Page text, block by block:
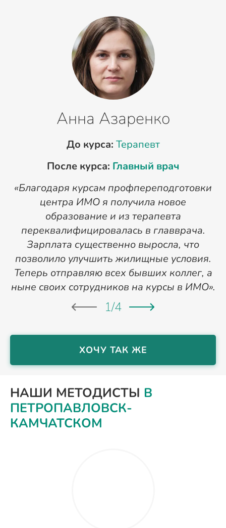
Анна Азаренко
До курса: Терапевт
После курса: Главный врач
«Благодаря курсам профпереподготовки
центра ИМО я получила новое
образование и из терапевта
переквалифицировалась в главврача.
Зарплата существенно выросла, что
позволило улучшить жилищные условия.
Теперь отправляю всех бывших коллег, а
ныне своих сотрудников на курсы в ИМО».
1/4
ХОЧУ ТАК ЖЕ
НАШИ МЕТОДИСТЫ В
ПЕТРОПАВЛОВСК-
КАМЧАТСКОМ